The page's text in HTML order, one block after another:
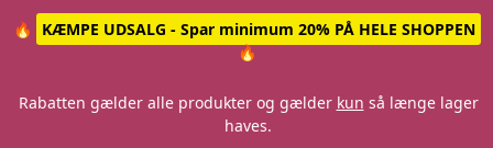
🔥
KÆMPE UDSALG - Spar minimum 20% PÅ HELE SHOPPEN
🔥
Rabatten gælder alle produkter og gælder kun så længe lager
haves.